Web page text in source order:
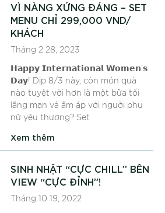
VÌ NÀNG XỨNG ĐÁNG – SET
MENU CHỈ 299,000 VND/
KHÁCH
Tháng 2 28, 2023
𝗛𝗮𝗽𝗽𝘆 𝗜𝗻𝘁𝗲𝗿𝗻𝗮𝘁𝗶𝗼𝗻𝗮𝗹 𝗪𝗼𝗺𝗲𝗻’𝘀
𝗗𝗮𝘆! Dịp 8/3 này, còn món quà
nào tuyệt vời hơn là một bữa tối
lãng mạn và ấm áp với người phụ
nữ yêu thương? Set
Xem thêm
SINH NHẬT “CỰC CHILL” BÊN
VIEW “CỰC ĐỈNH”!
Tháng 10 19, 2022